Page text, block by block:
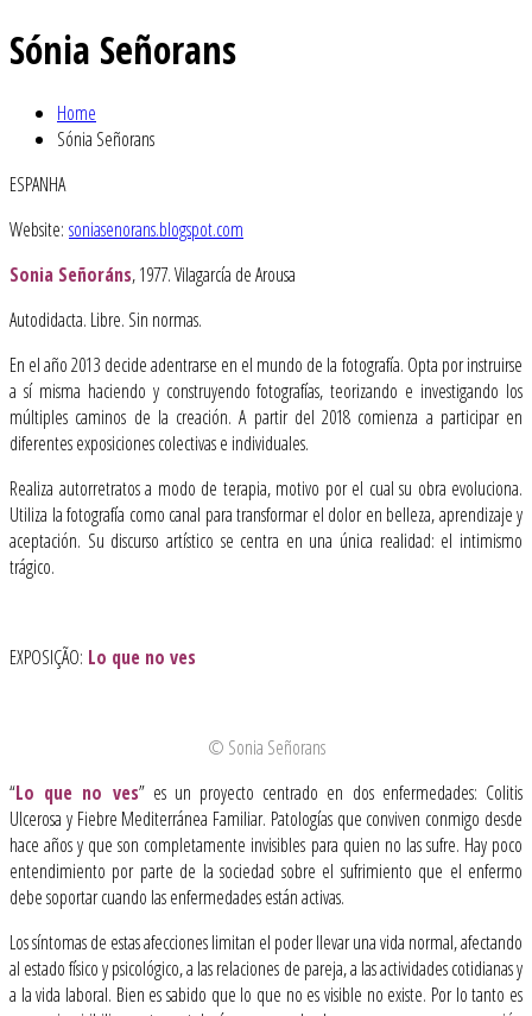
Sónia Señorans
Home
Sónia Señorans
ESPANHA
Website: soniasenorans.blogspot.com
Sonia Señoráns, 1977. Vilagarcía de Arousa
Autodidacta. Libre. Sin normas.
En el año 2013 decide adentrarse en el mundo de la fotografía. Opta por instruirse
a sí misma haciendo y construyendo fotografías, teorizando e investigando los
múltiples caminos de la creación. A partir del 2018 comienza a participar en
diferentes exposiciones colectivas e individuales.
Realiza autorretratos a modo de terapia, motivo por el cual su obra evoluciona.
Utiliza la fotografía como canal para transformar el dolor en belleza, aprendizaje y
aceptación. Su discurso artístico se centra en una única realidad: el intimismo
trágico.
EXPOSIÇÃO: Lo que no ves
© Sonia Señorans
“Lo que no ves” es un proyecto centrado en dos enfermedades: Colitis
Ulcerosa y Fiebre Mediterránea Familiar. Patologías que conviven conmigo desde
hace años y que son completamente invisibles para quien no las sufre. Hay poco
entendimiento por parte de la sociedad sobre el sufrimiento que el enfermo
debe soportar cuando las enfermedades están activas.
Los síntomas de estas afecciones limitan el poder llevar una vida normal, afectando
al estado físico y psicológico, a las relaciones de pareja, a las actividades cotidianas y
a la vida laboral. Bien es sabido que lo que no es visible no existe. Por lo tanto es